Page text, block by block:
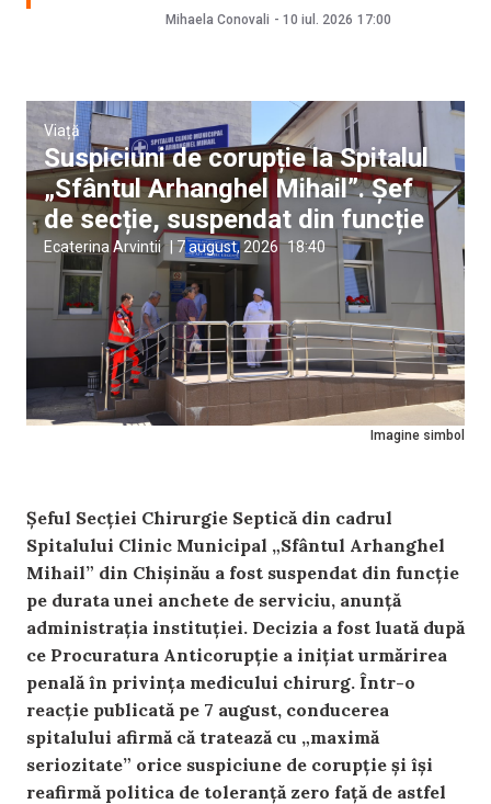
Mihaela Conovali - 10 iul. 2026 17:00
Imagine simbol
Viață
Suspiciuni de corupție la Spitalul
„Sfântul Arhanghel Mihail”. Șef
de secție, suspendat din funcție
Ecaterina Arvintii | 7 august, 2026 18:40
Șeful Secției Chirurgie Septică din cadrul
Spitalului Clinic Municipal „Sfântul Arhanghel
Mihail” din Chișinău a fost suspendat din funcție
pe durata unei anchete de serviciu, anunță
administrația instituției. Decizia a fost luată după
ce Procuratura Anticorupție a inițiat urmărirea
penală în privința medicului chirurg. Într-o
reacție publicată pe 7 august, conducerea
spitalului afirmă că tratează cu „maximă
seriozitate” orice suspiciune de corupție și își
reafirmă politica de toleranță zero față de astfel